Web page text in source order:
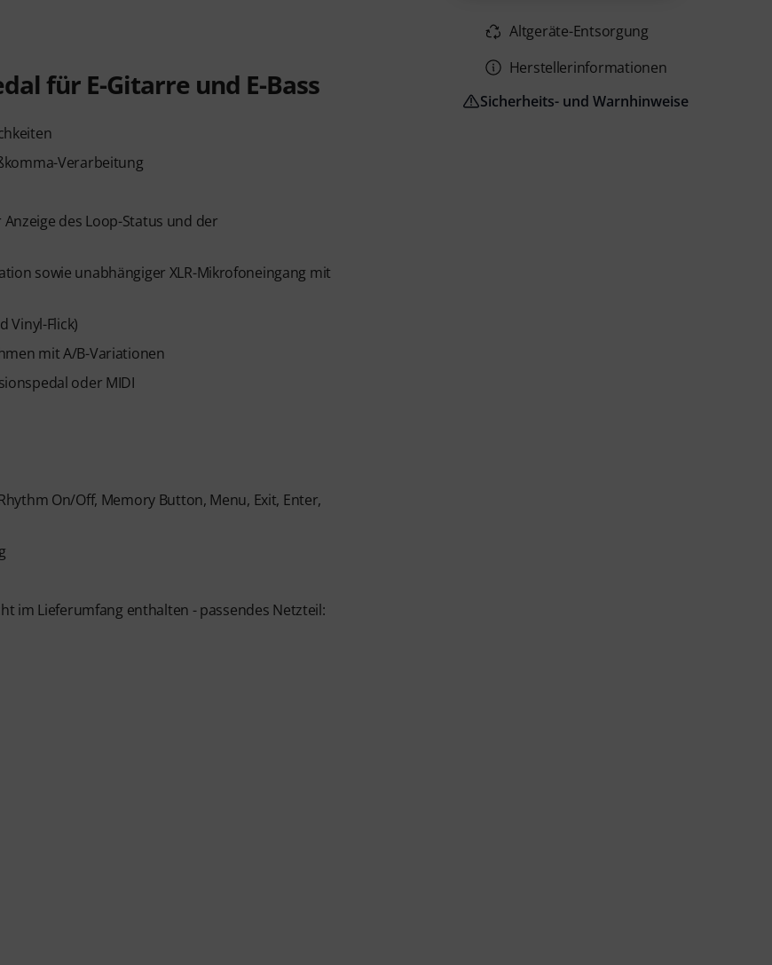
für E-Gitarre und E-Bass
Verarbeitung
des Loop-Status und der
sowie unabhängiger XLR-Mikrofoneingang mit
Vinyl-Flick)
mit A/B-Variationen
oder MIDI
On/Off, Memory Button, Menu, Exit, Enter,
im Lieferumfang enthalten - passendes Netzteil:
Altgeräte-Entsorgung
Herstellerinformationen
Sicherheits- und Warnhinweise